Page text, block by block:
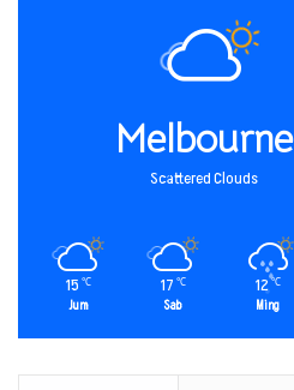
Melbourne
Scattered Clouds
15 ℃
Jum
17 ℃
Sab
12℃
Ming